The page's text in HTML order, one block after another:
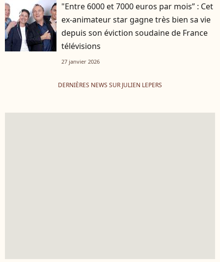
player2
"Entre 6000 et 7000 euros par mois” : Cet
ex-animateur star gagne très bien sa vie
depuis son éviction soudaine de France
télévisions
27 janvier 2026
DERNIÈRES NEWS SUR JULIEN LEPERS